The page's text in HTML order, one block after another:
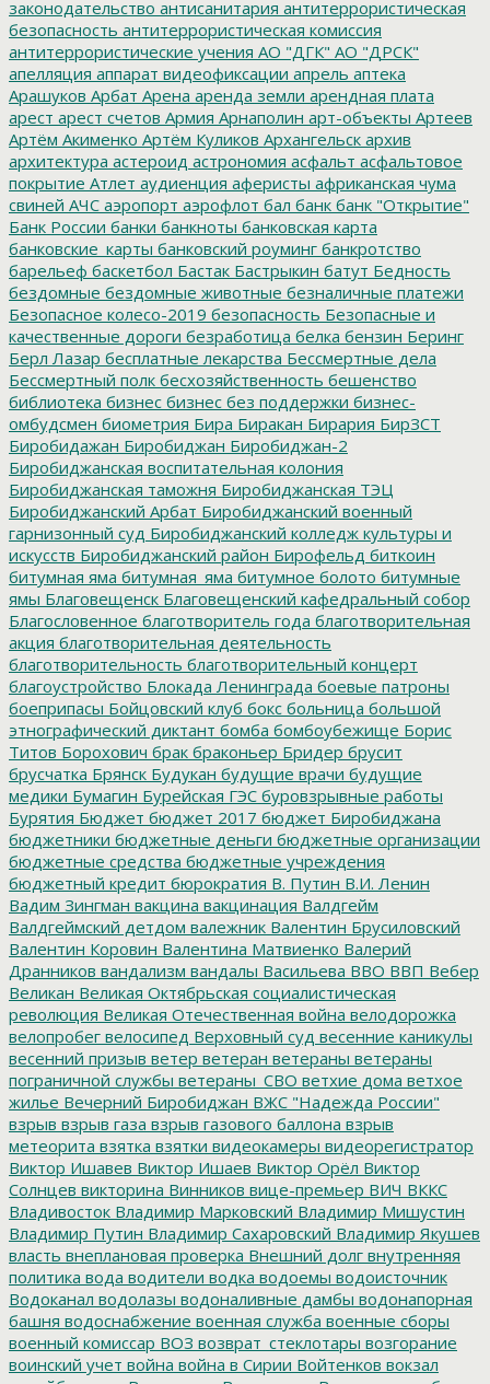
законодательство антисанитария антитеррористическая
безопасность антитеррористическая комиссия
антитеррористические учения АО "ДГК" АО "ДРСК"
апелляция аппарат видеофиксации апрель аптека
Арашуков Арбат Арена аренда земли арендная плата
арест арест счетов Армия Арнаполин арт-объекты Артеев
Артём Акименко Артём Куликов Архангельск архив
архитектура астероид астрономия асфальт асфальтовое
покрытие Атлет аудиенция аферисты африканская чума
свиней АЧС аэропорт аэрофлот бал банк банк "Открытие"
Банк России банки банкноты банковская карта
банковские_карты банковский роуминг банкротство
барельеф баскетбол Бастак Бастрыкин батут Бедность
бездомные бездомные животные безналичные платежи
Безопасное колесо-2019 безопасность Безопасные и
качественные дороги безработица белка бензин Беринг
Берл Лазар бесплатные лекарства Бессмертные дела
Бессмертный полк бесхозяйственность бешенство
библиотека бизнес бизнес без поддержки бизнес-
омбудсмен биометрия Бира Биракан Бирария БирЗСТ
Биробидажан Биробиджан Биробиджан-2
Биробиджанская воспитательная колония
Биробиджанская таможня Биробиджанская ТЭЦ
Биробиджанский Арбат Биробиджанский военный
гарнизонный суд Биробиджанский колледж культуры и
искусств Биробиджанский район Бирофельд биткоин
битумная яма битумная_яма битумное болото битумные
ямы Благовещенск Благовещенский кафедральный собор
Благословенное благотворитель года благотворительная
акция благотворительная деятельность
благотворительность благотворительный концерт
благоустройство Блокада Ленинграда боевые патроны
боеприпасы Бойцовский клуб бокс больница большой
этнографический диктант бомба бомбоубежище Борис
Титов Борохович брак браконьер Бридер брусит
брусчатка Брянск Будукан будущие врачи будущие
медики Бумагин Бурейская ГЭС буровзрывные работы
Бурятия Бюджет бюджет 2017 бюджет Биробиджана
бюджетники бюджетные деньги бюджетные организации
бюджетные средства бюджетные учреждения
бюджетный кредит бюрократия В. Путин В.И. Ленин
Вадим Зингман вакцина вакцинация Валдгейм
Валдгеймский детдом валежник Валентин Брусиловский
Валентин Коровин Валентина Матвиенко Валерий
Дранников вандализм вандалы Васильева ВВО ВВП Вебер
Великан Великая Октябрьская социалистическая
революция Великая Отечественная война велодорожка
велопробег велосипед Верховный суд весенние каникулы
весенний призыв ветер ветеран ветераны ветераны
пограничной службы ветераны_СВО ветхие дома ветхое
жилье Вечерний Биробиджан ВЖС "Надежда России"
взрыв взрыв газа взрыв газового баллона взрыв
метеорита взятка взятки видеокамеры видеорегистратор
Виктор Ишавев Виктор Ишаев Виктор Орёл Виктор
Солнцев викторина Винников вице-премьер ВИЧ ВККС
Владивосток Владимир Марковский Владимир Мишустин
Владимир Путин Владимир Сахаровский Владимир Якушев
власть внеплановая проверка Внешний долг внутренняя
политика вода водители водка водоемы водоисточник
Водоканал водолазы водоналивные дамбы водонапорная
башня водоснабжение военная служба военные сборы
военный комиссар ВОЗ возврат_стеклотары возгорание
воинский учет война война в Сирии Войтенков вокзал